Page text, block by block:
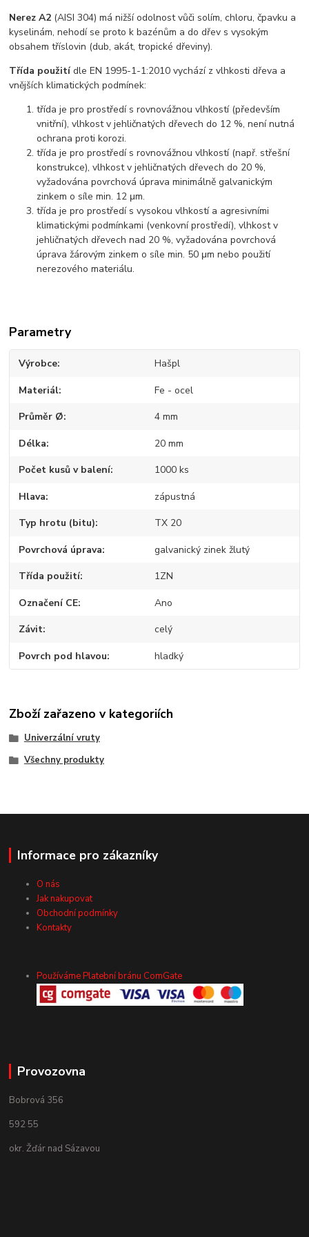
Nerez A2 (AISI 304) má nižší odolnost vůči solím, chloru, čpavku a
kyselinám, nehodí se proto k bazénům a do dřev s vysokým
obsahem tříslovin (dub, akát, tropické dřeviny).
Třída použitídle EN 1995-1-1:2010 vychází z vlhkosti dřeva a
vnějších klimatických podmínek:
třída je pro prostředí s rovnovážnou vlhkostí (především
vnitřní), vlhkost v jehličnatých dřevech do 12 %, není nutná
ochrana proti korozi.
třída je pro prostředí s rovnovážnou vlhkostí (např. střešní
konstrukce), vlhkost v jehličnatých dřevech do 20 %,
vyžadována povrchová úprava minimálně galvanickým
zinkem o síle min. 12 μm.
třída je pro prostředí s vysokou vlhkostí a agresivními
klimatickými podmínkami (venkovní prostředí), vlhkost v
jehličnatých dřevech nad 20 %, vyžadována povrchová
úprava žárovým zinkem o síle min. 50 μm nebo použití
nerezového materiálu.
Parametry
Výrobce Hašpl
Materiál Fe - ocel
Průměr Ø 4 mm
Délka 20 mm
Počet kusů v balení 1000 ks
Hlava zápustná
Typ hrotu (bitu) TX 20
Povrchová úprava galvanický zinek žlutý
Třída použití 1ZN
Označení CE Ano
Závit celý
Povrch pod hlavou hladký
Zboží zařazeno v kategoriích
Univerzální vruty
Všechny produkty
Informace pro zákazníky
O nás
Jak nakupovat
Obchodní podmínky
Kontakty
Používáme Platební bránu ComGate
Provozovna
Bobrová 356
592 55
okr. Žďár nad Sázavou